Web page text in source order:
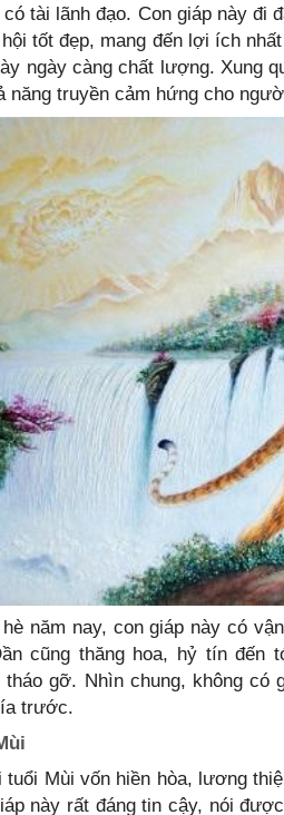
tài lãnh đạo. Con giáp này đi
tốt đẹp, mang đến lợi ích
ngày càng chất lượng. Xung
năng truyền cảm hứng cho
hè năm nay, con giáp này có
cũng thăng hoa, hỷ tín đến
tháo gỡ. Nhìn chung, không
trước.
tuổi Mùi vốn hiền hòa, lương
này rất đáng tin cậy, nói